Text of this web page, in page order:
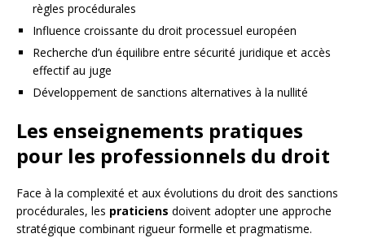
règles procédurales
Influence croissante du droit processuel européen
Recherche d’un équilibre entre sécurité juridique et accès
effectif au juge
Développement de sanctions alternatives à la nullité
Les enseignements pratiques
pour les professionnels du droit
Face à la complexité et aux évolutions du droit des sanctions
procédurales, les praticiens doivent adopter une approche
stratégique combinant rigueur formelle et pragmatisme.